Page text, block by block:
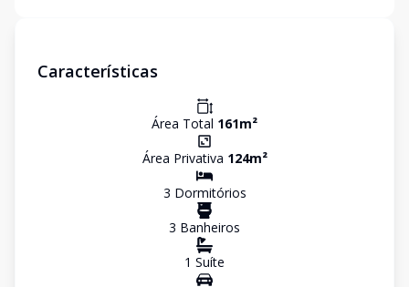
Características
Área Total 161m²
Área Privativa 124m²
3 Dormitórios
3 Banheiros
1 Suíte